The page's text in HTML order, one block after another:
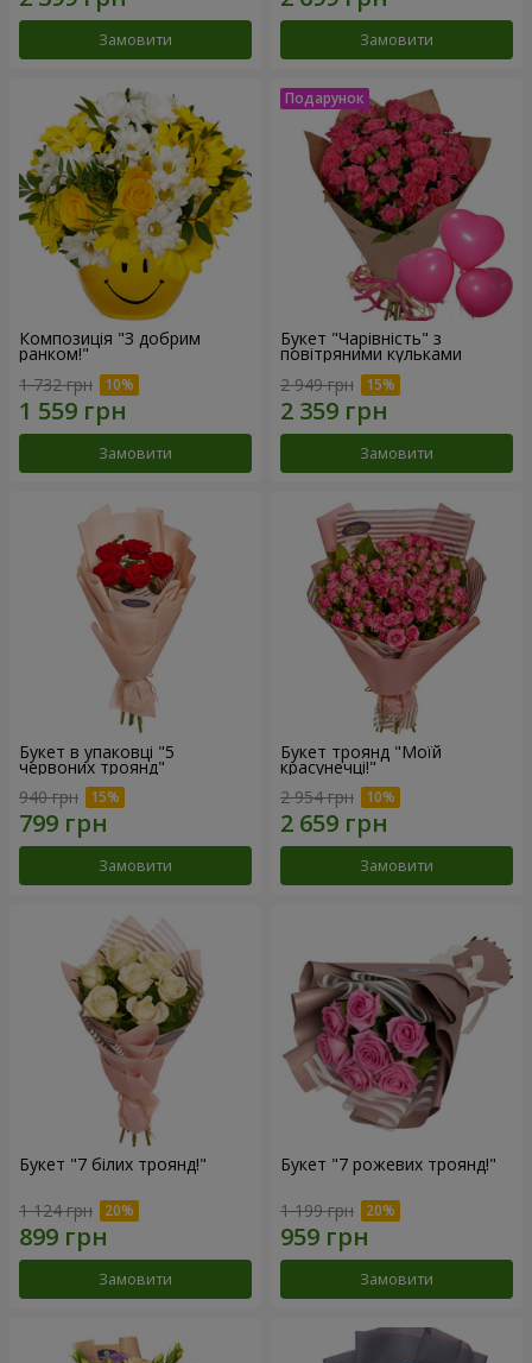
Замовити Замовити
Композиція "З добрим
ранком!"
1 732 грн
Замовити
Букет "Чарівність" з
повітряними кульками
2 949 грн
Замовити
Букет в упаковці "5
червоних троянд"
940 грн
Замовити
Букет троянд "Моїй
красунечці!"
2 954 грн
Замовити
Букет "7 білих троянд!"
1 124 грн
Замовити
Букет "7 рожевих троянд!"
1 199 грн
Замовити